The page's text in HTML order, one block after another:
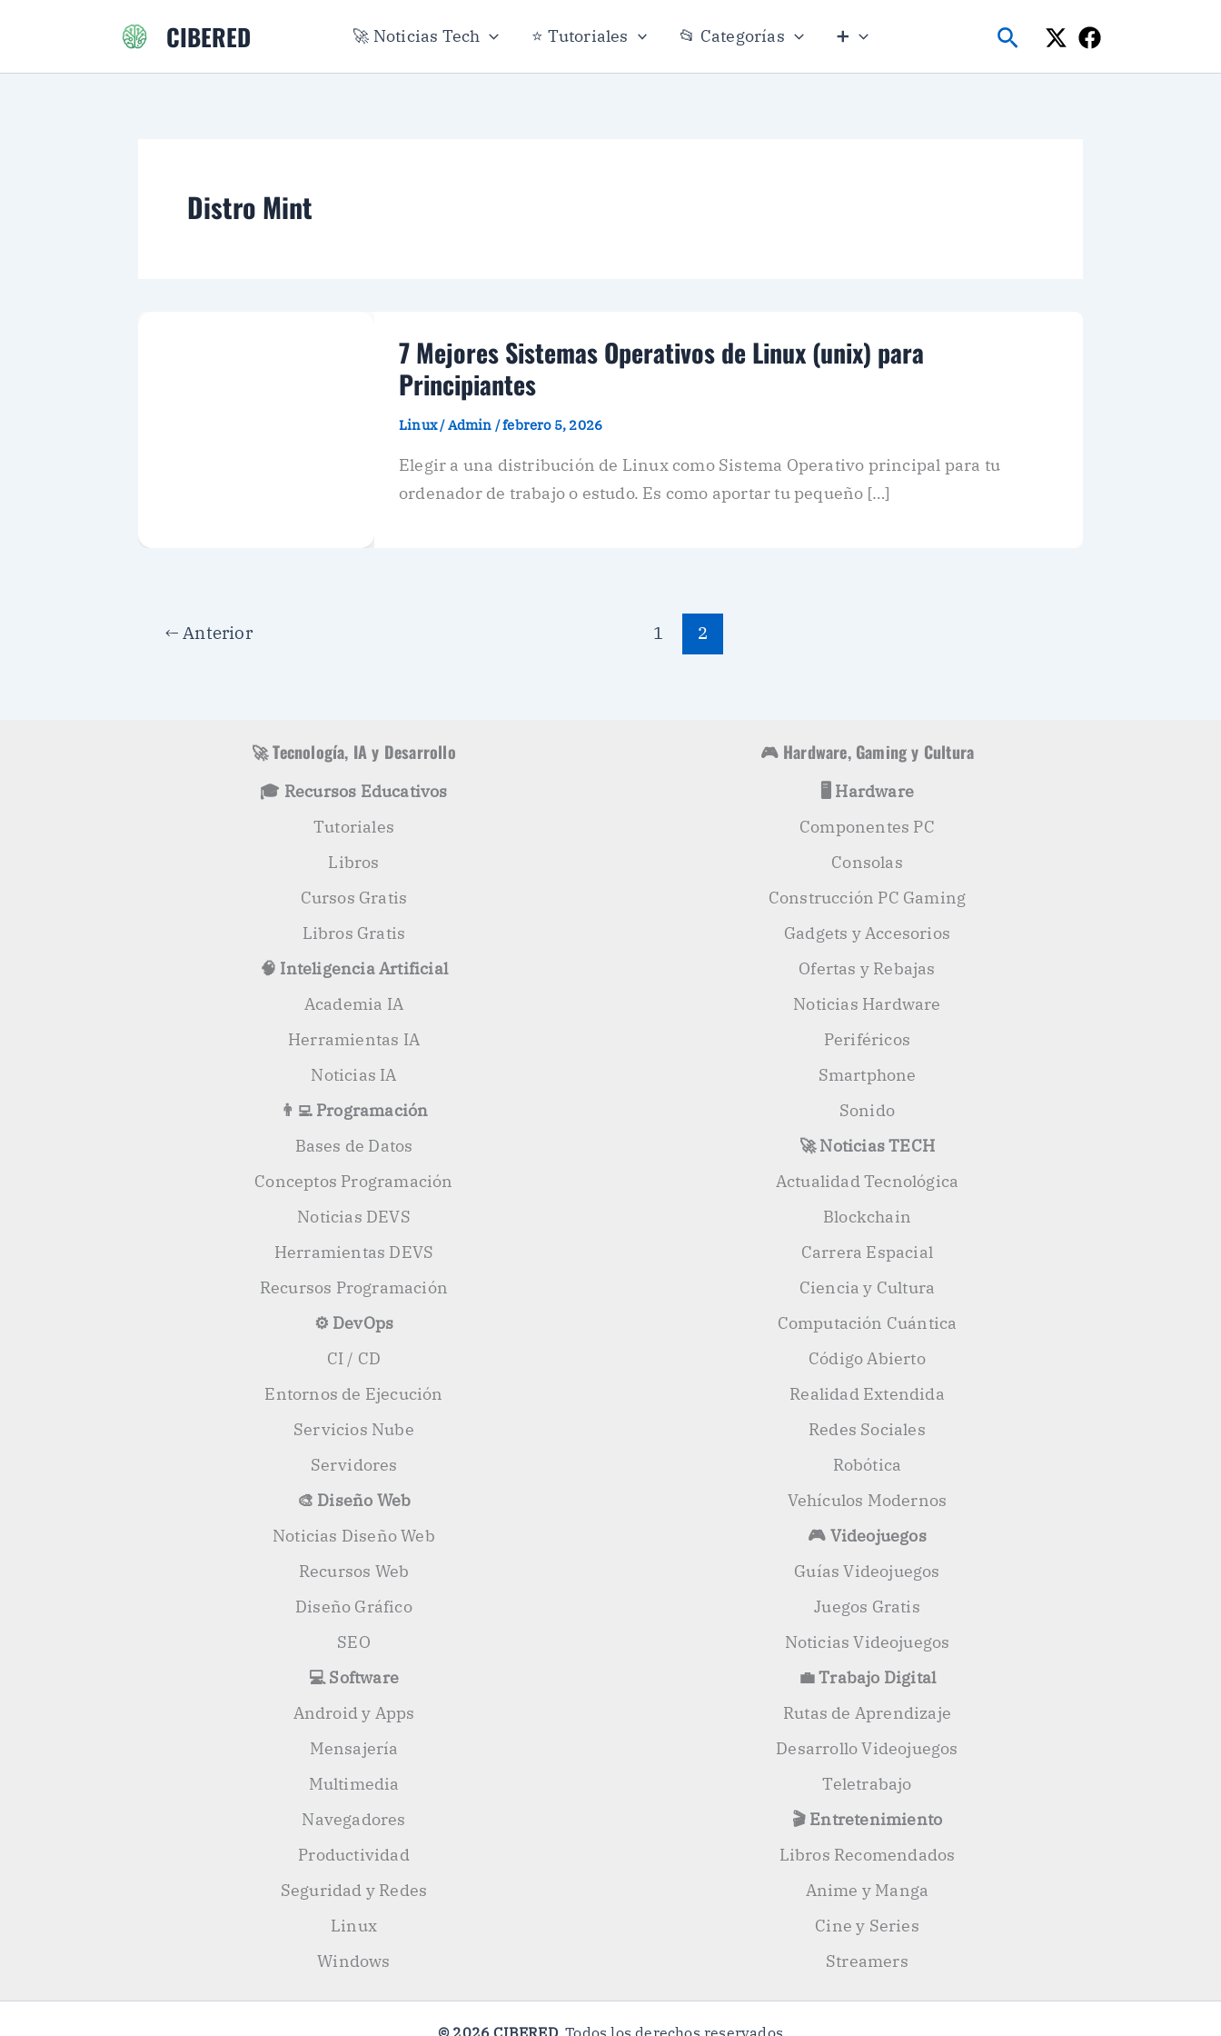
contenido
CIBERED 🚀 Noticias Tech ⭐ Tutoriales 📂 Categorías ➕ Buscar
Distro Mint
7 Mejores Sistemas Operativos de Linux (unix) para
Principiantes
Linux/Admin /febrero 5, 2026
Elegir a una distribución de Linux como Sistema Operativo principal para tu
ordenador de trabajo o estudo. Es como aportar tu pequeño […]
← Anterior 1 2
🚀 Tecnología, IA y Desarrollo
🎓 Recursos Educativos
Tutoriales
Libros
Cursos Gratis
Libros Gratis
🧠 Inteligencia Artificial
Academia IA
Herramientas IA
Noticias IA
👨‍💻 Programación
Bases de Datos
Conceptos Programación
Noticias DEVS
Herramientas DEVS
Recursos Programación
⚙️ DevOps
CI / CD
Entornos de Ejecución
Servicios Nube
Servidores
🎨 Diseño Web
Noticias Diseño Web
Recursos Web
Diseño Gráfico
SEO
💻 Software
Android y Apps
Mensajería
Multimedia
Navegadores
Productividad
Seguridad y Redes
Linux
Windows
🎮 Hardware, Gaming y Cultura
🖥️ Hardware
Componentes PC
Consolas
Construcción PC Gaming
Gadgets y Accesorios
Ofertas y Rebajas
Noticias Hardware
Periféricos
Smartphone
Sonido
🚀 Noticias TECH
Actualidad Tecnológica
Blockchain
Carrera Espacial
Ciencia y Cultura
Computación Cuántica
Código Abierto
Realidad Extendida
Redes Sociales
Robótica
Vehículos Modernos
🎮 Videojuegos
Guías Videojuegos
Juegos Gratis
Noticias Videojuegos
💼 Trabajo Digital
Rutas de Aprendizaje
Desarrollo Videojuegos
Teletrabajo
🎬 Entretenimiento
Libros Recomendados
Anime y Manga
Cine y Series
Streamers
© 2026 CIBERED. Todos los derechos reservados